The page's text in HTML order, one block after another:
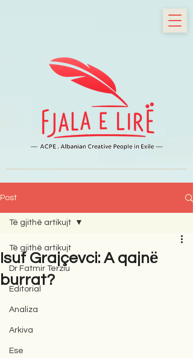
Post
Të gjithë artikujt
Dr Fatmir Terziu
Editorial
Analiza
Arkiva
Ese
Të gjithë artikujt
Isuf Grajçevci: A qajnё
burrat?